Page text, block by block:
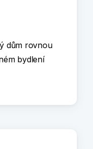
dům rovnou
bydlení